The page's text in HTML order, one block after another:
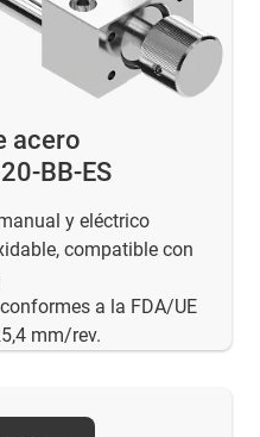
acero
BB-ES
y eléctrico
compatible con
a la FDA/UE
mm/rev.